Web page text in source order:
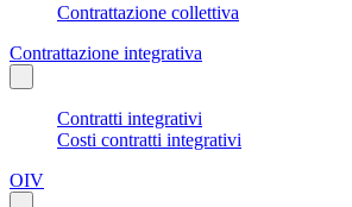
Contrattazione collettiva
Contrattazione integrativa
Contratti integrativi
Costi contratti integrativi
OIV